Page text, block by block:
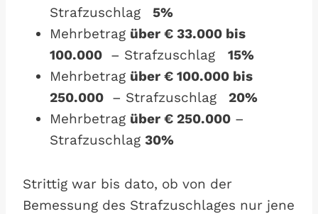
Strafzuschlag
5%
Mehrbetrag über € 33.000 bis
100.000 – Strafzuschlag 15%
Mehrbetrag über € 100.000 bis
250.000 – Strafzuschlag
20%
Mehrbetrag über € 250.000 –
Strafzuschlag 30%
Strittig war bis dato, ob von der
Bemessung des Strafzuschlages nur jene